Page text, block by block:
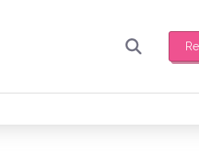
toda sexta-feira de